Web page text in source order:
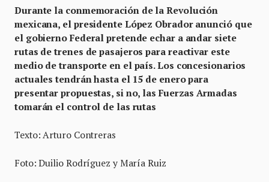
Durante la conmemoración de la Revolución
mexicana, el presidente López Obrador anunció que
el gobierno Federal pretende echar a andar siete
rutas de trenes de pasajeros para reactivar este
medio de transporte en el país. Los concesionarios
actuales tendrán hasta el 15 de enero para
presentar propuestas, si no, las Fuerzas Armadas
tomarán el control de las rutas
Texto: Arturo Contreras
Foto: Duilio Rodríguez y María Ruiz